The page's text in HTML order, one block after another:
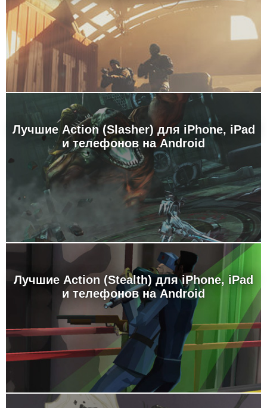
Лучшие Action (Slasher) для iPhone, iPad
и телефонов на Android
Лучшие Action (Stealth) для iPhone, iPad
и телефонов на Android